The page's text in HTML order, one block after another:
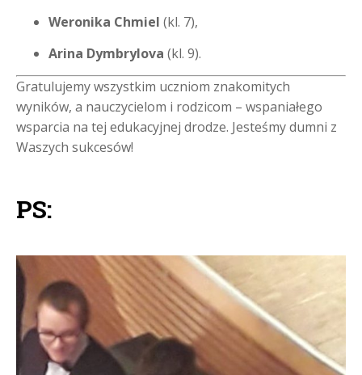
Weronika Chmiel (kl. 7),
Arina Dymbrylova (kl. 9).
Gratulujemy wszystkim uczniom znakomitych
wyników, a nauczycielom i rodzicom – wspaniałego
wsparcia na tej edukacyjnej drodze. Jesteśmy dumni z
Waszych sukcesów!
PS: